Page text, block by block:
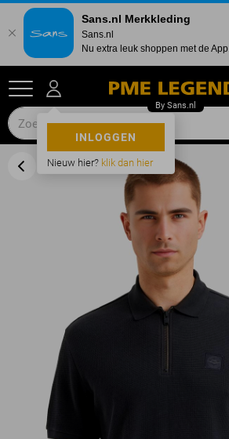
INLOGGEN
Nieuw hier? klik dan hier
Sans.nl Merkkleding
Sans.nl
Nu extra leuk shoppen met de App.